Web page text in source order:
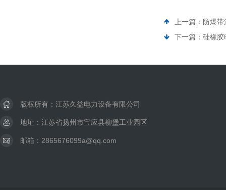
上一篇： 防爆
下一篇： 硅橡胶
版权所有：江苏久益电力设备有限公司
地址：江苏省扬州市宝应县柳堡工业园区
邮箱：2865676099a@qq.com